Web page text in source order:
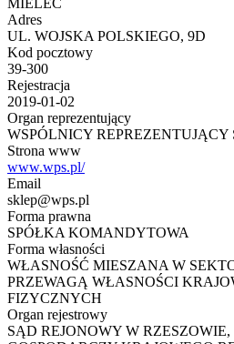
MIELEC
Adres
UL. WOJSKA POLSKIEGO, 9D
Kod pocztowy
39-300
Rejestracja
2019-01-02
Organ reprezentujący
WSPÓLNICY REPREZENTUJĄCY
Strona www
www.wps.pl/
Email
sklep@wps.pl
Forma prawna
SPÓŁKA KOMANDYTOWA
Forma własności
WŁASNOŚĆ MIESZANA W
PRZEWAGĄ WŁASNOŚCI
FIZYCZNYCH
Organ rejestrowy
SĄD REJONOWY W